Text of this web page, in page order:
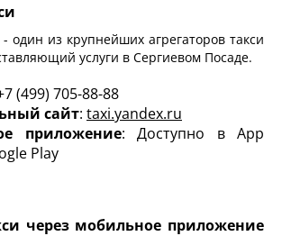
- один из крупнейших агрегаторов такси
услуги в Сергиевом Посаде.
(499) 705-88-88
сайт: taxi.yandex.ru
приложение: Доступно в App
Play
через мобильное приложение